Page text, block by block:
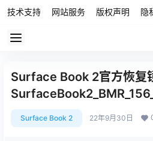
技术支持 网站服务 版权声明 隐
Surface Book 2官方恢复
Surface Book 2 22年9月30日